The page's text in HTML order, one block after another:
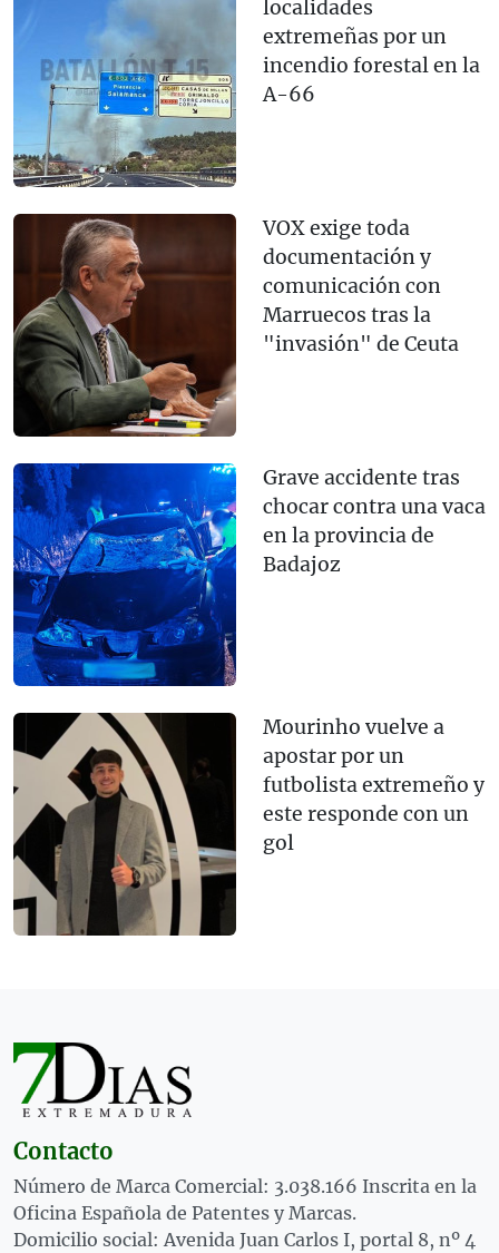
localidades
extremeñas por un
incendio forestal en la
A-66
VOX exige toda
documentación y
comunicación con
Marruecos tras la
"invasión" de Ceuta
Grave accidente tras
chocar contra una vaca
en la provincia de
Badajoz
Mourinho vuelve a
apostar por un
futbolista extremeño y
este responde con un
gol
Contacto
Número de Marca Comercial: 3.038.166 Inscrita en la
Oficina Española de Patentes y Marcas.
Domicilio social: Avenida Juan Carlos I, portal 8, nº 4